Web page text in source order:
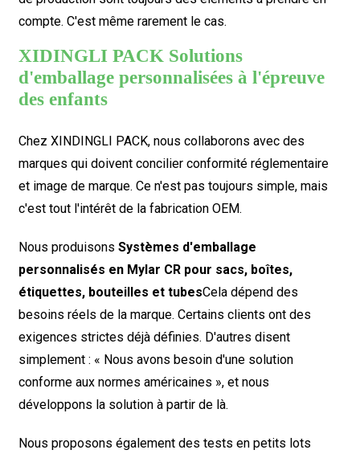
compte. C'est même rarement le cas.
XIDINGLI PACK Solutions
d'emballage personnalisées à l'épreuve
des enfants
Chez XINDINGLI PACK, nous collaborons avec des
marques qui doivent concilier conformité réglementaire
et image de marque. Ce n'est pas toujours simple, mais
c'est tout l'intérêt de la fabrication OEM.
Nous produisons Systèmes d'emballage
personnalisés en Mylar CR pour sacs, boîtes,
étiquettes, bouteilles et tubesCela dépend des
besoins réels de la marque. Certains clients ont des
exigences strictes déjà définies. D'autres disent
simplement : « Nous avons besoin d'une solution
conforme aux normes américaines », et nous
développons la solution à partir de là.
Nous proposons également des tests en petits lots